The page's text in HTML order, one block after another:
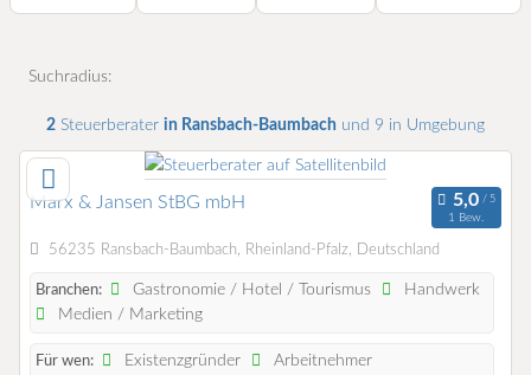
Suchradius:
2 Steuerberater in Ransbach-Baumbach und 9 in Umgebung
Marx & Jansen StBG mbH
1 Bew.
56235 Ransbach-Baumbach, Rheinland-Pfalz, Deutschland
Branchen: Gastronomie / Hotel / Tourismus
Handwerk
Medien / Marketing
Für wen: Existenzgründer
Arbeitnehmer